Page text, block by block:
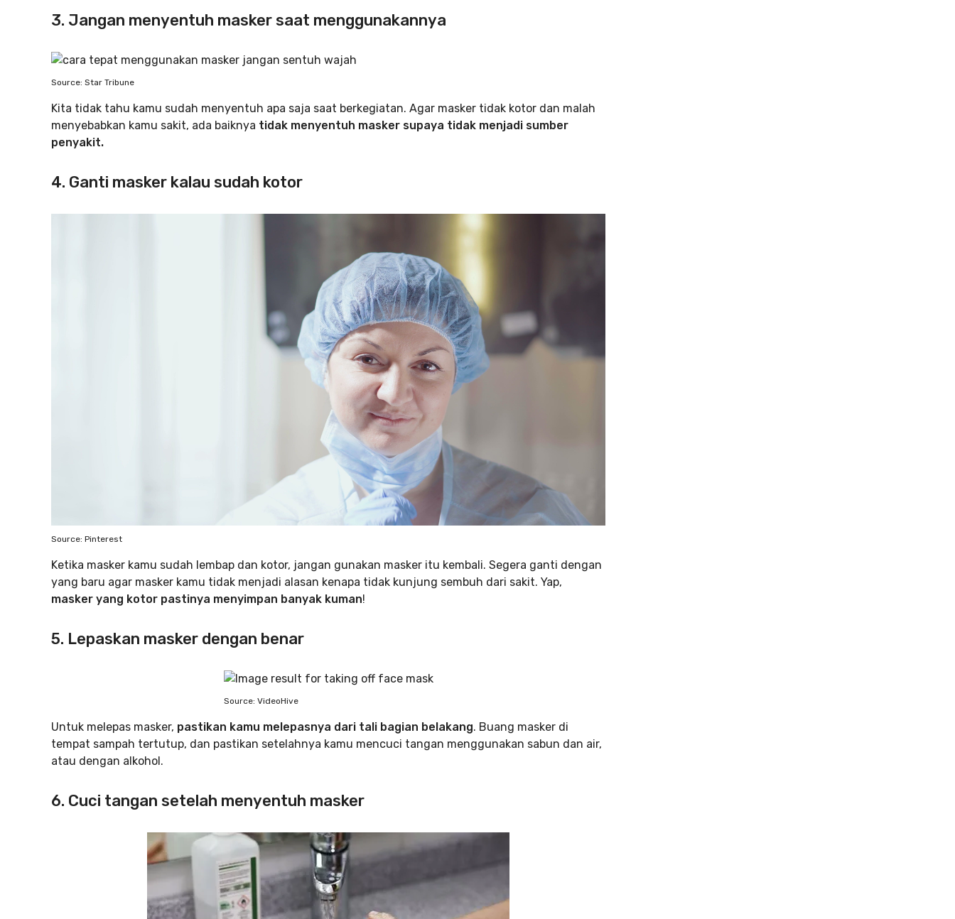
3. Jangan menyentuh masker saat menggunakannya
Source: Star Tribune
Kita tidak tahu kamu sudah menyentuh apa saja saat berkegiatan. Agar masker tidak kotor dan malah
menyebabkan kamu sakit, ada baiknya tidak menyentuh masker supaya tidak menjadi sumber
penyakit.
4. Ganti masker kalau sudah kotor
Source: Pinterest
Ketika masker kamu sudah lembap dan kotor, jangan gunakan masker itu kembali. Segera ganti dengan
yang baru agar masker kamu tidak menjadi alasan kenapa tidak kunjung sembuh dari sakit. Yap,
masker yang kotor pastinya menyimpan banyak kuman!
5. Lepaskan masker dengan benar
Source: VideoHive
Untuk melepas masker, pastikan kamu melepasnya dari tali bagian belakang. Buang masker di
tempat sampah tertutup, dan pastikan setelahnya kamu mencuci tangan menggunakan sabun dan air,
atau dengan alkohol.
6. Cuci tangan setelah menyentuh masker